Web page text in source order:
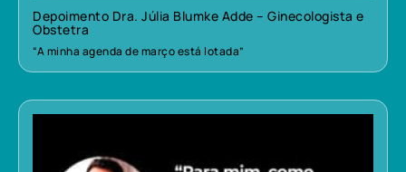
Depoimento Dra. Júlia Blumke Adde – Ginecologista e
Obstetra
“A minha agenda de março está lotada”